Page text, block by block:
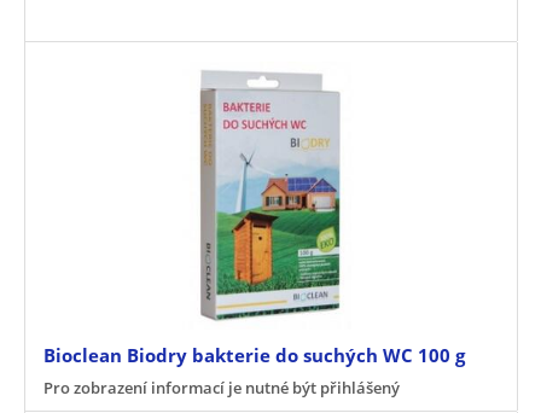
Bioclean Biodry bakterie do suchých WC 100 g
Pro zobrazení informací je nutné být přihlášený